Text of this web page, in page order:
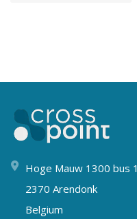
Hoge Mauw 1300 bus 1
2370 Arendonk
Belgium